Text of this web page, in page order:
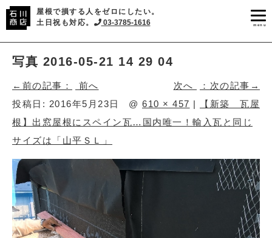
屋根で損する人をゼロにしたい。
土日祝も対応。
03-3785-1616 menu
写真 2016-05-21 14 29 04
前へ
次へ
投稿日: 2016年5月23日 @ 610 × 457 |
【新築 瓦屋
根】出窓屋根にスペイン瓦…国内唯一！輸入瓦と同じ
サイズは「山平ＳＬ」